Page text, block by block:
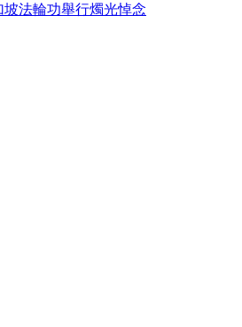
坡法輪功舉行燭光悼念